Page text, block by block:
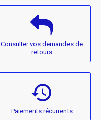
Consulter vos demandes de
retours
Paiements récurrents